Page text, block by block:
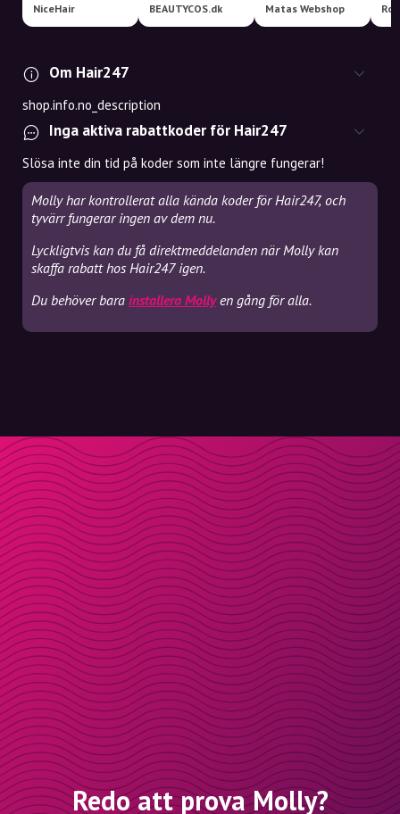
NiceHair BEAUTYCOS.dk Matas Webshop
Om Hair247
shop.info.no_description
Inga aktiva rabattkoder för Hair247
Slösa inte din tid på koder som inte längre fungerar!
Molly har kontrollerat alla kända koder för Hair247, och
tyvärr fungerar ingen av dem nu.
Lyckligtvis kan du få direktmeddelanden när Molly kan
skaffa rabatt hos Hair247 igen.
Du behöver bara installera Mollyen gång för alla.
Redo att prova Molly?